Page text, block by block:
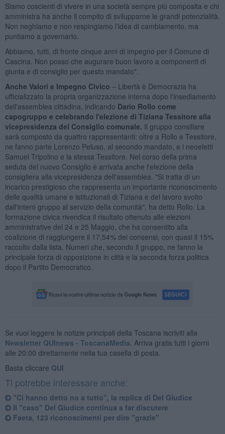
Siamo coscienti di vivere in una società sempre più composita e chi
amministra ha anche il compito di svilupparne le grandi potenzialità.
Non neghiamo e non respingiamo l’idea di cambiamento, ma
puntiamo a governarlo.
Abbiamo, tutti, di fronte cinque anni di impegno per il Comune di
Cascina. Non posso che augurare buon lavoro a componenti di
giunta e di consiglio per questo mandato".
Anche Valori e Impegno Civico – Libertà è Democrazia ha
ufficializzato la propria organizzazione interna dopo l'insediamento
dell'assemblea cittadina, indicando Dario Rollo come
capogruppo e celebrando l'elezione di Tiziana Tessitore alla
vicepresidenza del Consiglio comunale. Il gruppo consiliare
sarà composto da quattro rappresentanti: oltre a Rollo e Tessitore,
ne fanno parte Lorenzo Peluso, al secondo mandato, e i neoeletti
Samuel Tripolino e la stessa Tessitore. Nel corso della prima
seduta del nuovo Consiglio è arrivata anche l'elezione della
consigliera alla vicepresidenza dell'assemblea. "Si tratta di un
incarico prestigioso che rappresenta un importante riconoscimento
delle qualità umane e istituzionali di Tiziana e del lavoro svolto
dall'intero gruppo al servizio della comunità", ha detto Rollo. La
formazione civica rivendica il risultato ottenuto alle elezioni
amministrative del 24 e 25 Maggio, che ha consentito alla
coalizione di raggiungere il 17,54% dei consensi, con quasi il 15%
raccolto dalla lista. Numeri che, secondo il gruppo, ne fanno la
principale forza di opposizione in città e la seconda forza politica
dopo il Partito Democratico.
Se vuoi leggere le notizie principali della Toscana iscriviti alla
Newsletter QUInews - ToscanaMedia. Arriva gratis tutti i giorni
alle 20:00 direttamente nella tua casella di posta.
Basta cliccare QUI
Ti potrebbe interessare anche:
"Ci hanno detto no a tutto", la replica di Del Giudice
Il "caso" Del Giudice continua a far discutere
Faeta, 123 riconoscimenti per dire "grazie"